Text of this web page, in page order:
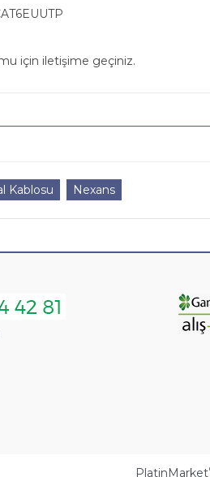
için iletişime geçiniz.
Kablosu Nexans
PlatinMarket